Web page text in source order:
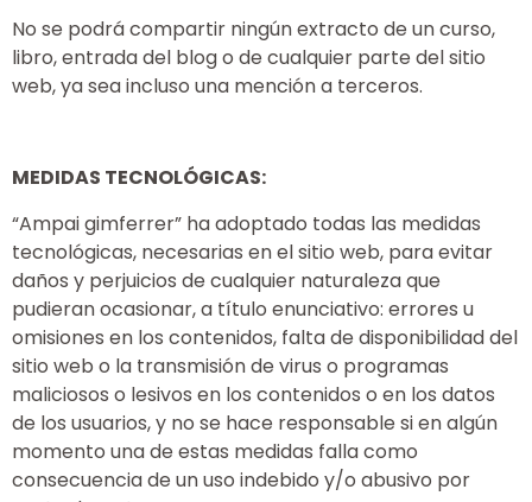
No se podrá compartir ningún extracto de un curso,
libro, entrada del blog o de cualquier parte del sitio
web, ya sea incluso una mención a terceros.
MEDIDAS TECNOLÓGICAS:
“Ampai gimferrer” ha adoptado todas las medidas
tecnológicas, necesarias en el sitio web, para evitar
daños y perjuicios de cualquier naturaleza que
pudieran ocasionar, a título enunciativo: errores u
omisiones en los contenidos, falta de disponibilidad del
sitio web o la transmisión de virus o programas
maliciosos o lesivos en los contenidos o en los datos
de los usuarios, y no se hace responsable si en algún
momento una de estas medidas falla como
consecuencia de un uso indebido y/o abusivo por